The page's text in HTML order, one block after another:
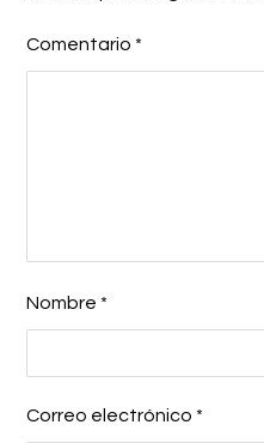
Comentario *
Nombre *
Correo electrónico *